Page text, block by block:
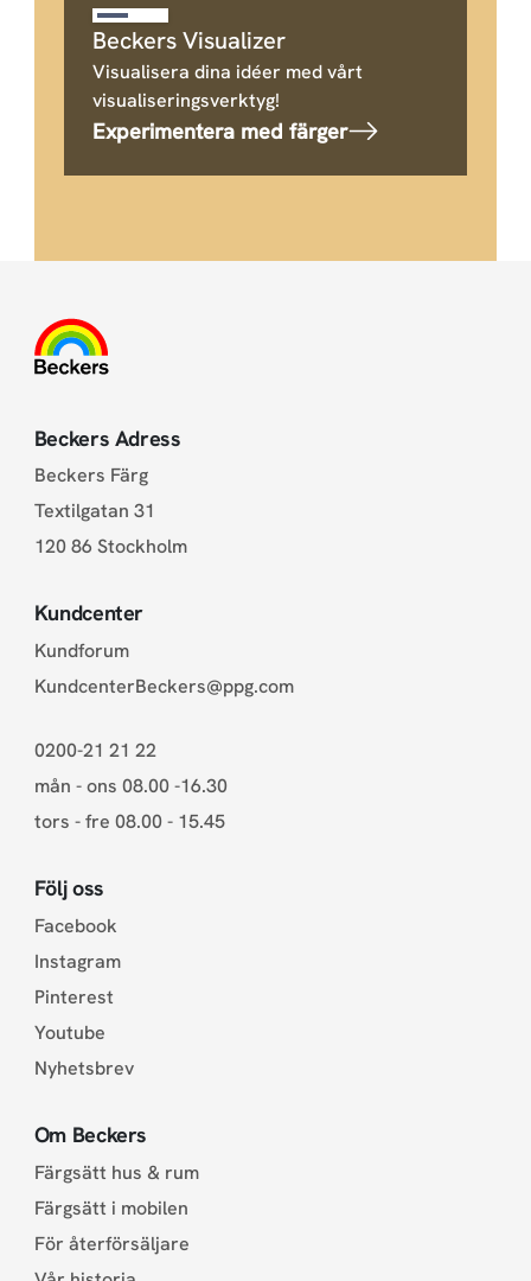
Beckers Visualizer
Visualisera dina idéer med vårt
visualiseringsverktyg!
Experimentera med färger
Beckers Adress
Beckers Färg
Textilgatan 31
120 86 Stockholm
Kundcenter
Kundforum
KundcenterBeckers@ppg.com
0200-21 21 22
mån - ons 08.00 -16.30
tors - fre 08.00 - 15.45
Följ oss
Facebook
Instagram
Pinterest
Youtube
Nyhetsbrev
Om Beckers
Färgsätt hus & rum
Färgsätt i mobilen
För återförsäljare